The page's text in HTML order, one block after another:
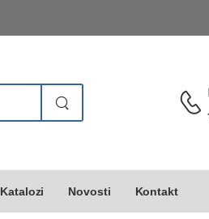
Katalozi Novosti Kontakt